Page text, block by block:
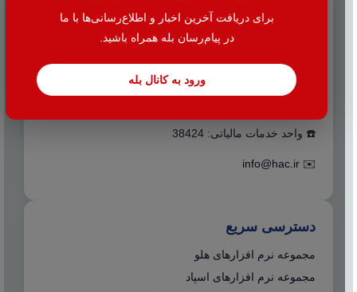
برای دریافت آخرین اخبار و اطلاع‌رسانی‌ها با ما
در پیام‌رسان بله همراه باشید.
ورود به کانال بله
نظامیه پلاک ۱۰۰ طبقه اول واحد ۲
☎️ واحد خدمات مالیاتی: 38424
✉️
info@hac.ir
دسترسی سریع
مجموعه نرم افزارهای هلو
مجموعه نرم افزارهای اسپاد